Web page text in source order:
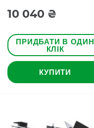
10 040 ₴
ПРИДБАТИ В ОДИН
КЛІК
КУПИТИ